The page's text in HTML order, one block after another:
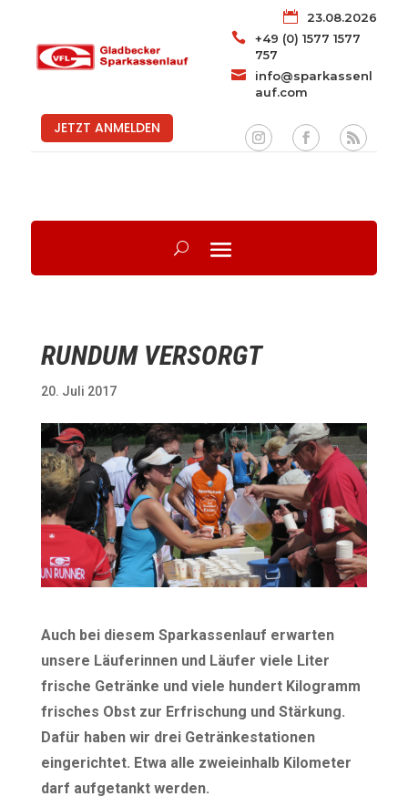

23.08.2026

+49 (0) 1577 1577
757

info@sparkassenl
auf.com
JETZT ANMELDEN
RUNDUM VERSORGT
20. Juli 2017
Auch bei diesem Sparkassenlauf erwarten
unsere Läuferinnen und Läufer viele Liter
frische Getränke und viele hundert Kilogramm
frisches Obst zur Erfrischung und Stärkung.
Dafür haben wir drei Getränkestationen
eingerichtet. Etwa alle zweieinhalb Kilometer
darf aufgetankt werden.